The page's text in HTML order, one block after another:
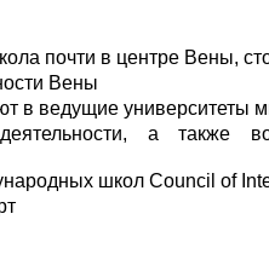
почти в центре Вены,
Вены
в ведущие университеты
а также
школ Council of